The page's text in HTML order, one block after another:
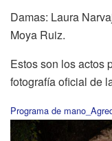
Damas: Laura
Moya Ruiz.
Estos son los actos
fotografía oficial de
Programa de